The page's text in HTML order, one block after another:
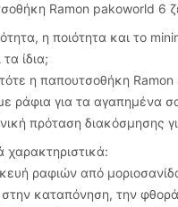
Ramon pakoworld 6
η ποιότητα και το
τα ίδια;
η παπουτσοθήκη
ράφια για τα αγαπημένα
πρόταση διακόσμησης
χαρακτηριστικά:
ραφιών από
καταπόνηση, την